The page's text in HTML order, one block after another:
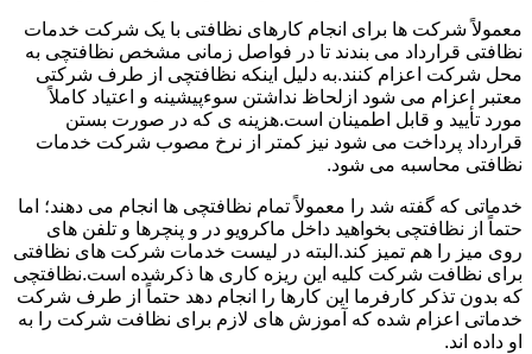
معمولاً شرکت ها برای انجام کارهای نظافتی با یک شرکت خدمات
نظافتی قرارداد می بندند تا در فواصل زمانی مشخص نظافتچی به
محل شرکت اعزام کنند.به دلیل اینکه نظافتچی از طرف شرکتی
معتبر اعزام می شود ازلحاظ نداشتن سوءپیشینه و اعتیاد کاملاً
مورد تأیید و قابل اطمینان است.هزینه ی که در صورت بستن
قرارداد پرداخت می شود نیز کمتر از نرخ مصوب شرکت خدمات
نظافتی محاسبه می شود.
خدماتی که گفته شد را معمولاً تمام نظافتچی ها انجام می دهند؛ اما
حتماً از نظافتچی بخواهید داخل ماکرویو در و پنچرها و تلفن های
روی میز را هم تمیز کند.البته در لیست خدمات شرکت های نظافتی
برای نظافت شرکت کلیه این ریزه کاری ها ذکرشده است.نظافتچی
که بدون تذکر کارفرما این کارها را انجام دهد حتماً از طرف شرکت
خدماتی اعزام شده که آموزش های لازم برای نظافت شرکت را به
او داده اند.